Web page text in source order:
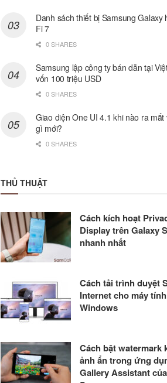
Danh sách thiết bị Samsung Galaxy
Fi 7
0 SHARES
Samsung lập công ty bán dẫn tại
vốn 100 triệu USD
0 SHARES
Giao diện One UI 4.1 khi nào ra mắt
gì mới?
0 SHARES
THỦ THUẬT
Cách kích hoạt
Display trên Galaxy
nhanh nhất
Cách tải trình duyệt
Internet cho máy tính
Windows
Cách bật watermark
ảnh ẩn trong ứng
Gallery Assistant của